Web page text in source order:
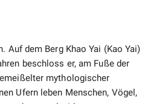
dem Berg Khao Yai (Kao Yai)
beschloss er, am Fuße der
mythologischer
Ufern leben Menschen, Vögel,